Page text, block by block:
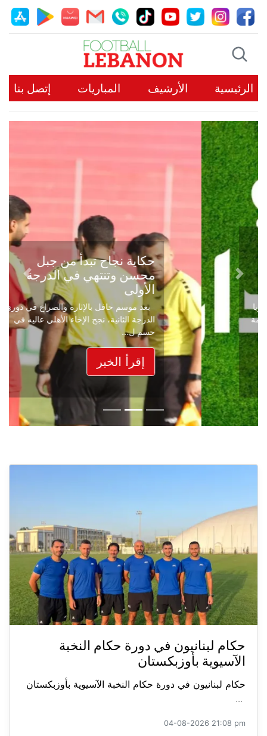
الرئيسية الأرشيف المباريات إتصل بنا
حكاية نجاح تبدأ من جبل
محسن وتنتهي في الدرجة
الأولى
بعد موسم حافل بالإثارة والصراع في دوري
الدرجة الثانية، نجح الإخاء الأهلي عاليه في
حسم ل...
إقرأ الخبر
Previous
Next
حكام لبنانيون في دورة حكام النخبة
الآسيوية بأوزبكستان
حكام لبنانيون في دورة حكام النخبة الآسيوية بأوزبكستان
...
04-08-2026 21:08 pm